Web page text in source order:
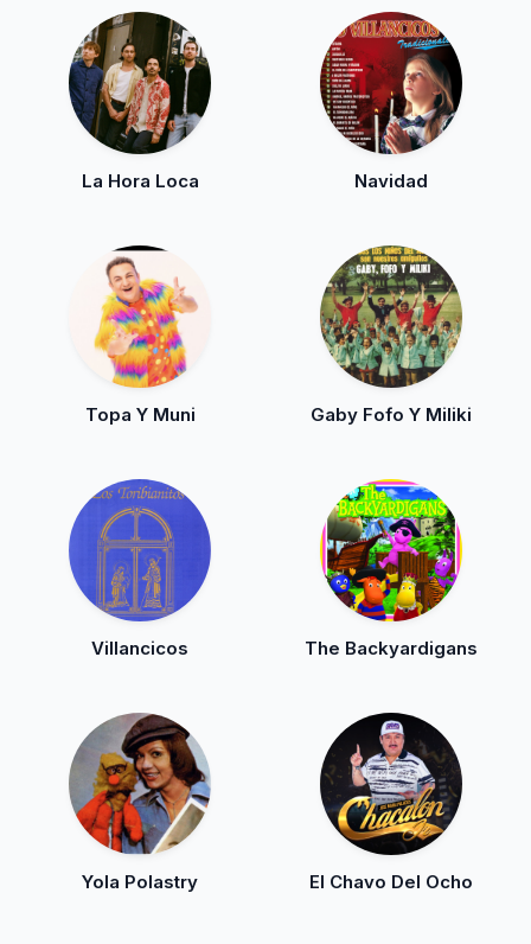
La Hora Loca Navidad
Topa Y Muni Gaby Fofo Y Miliki
Villancicos The Backyardigans
Yola Polastry El Chavo Del Ocho